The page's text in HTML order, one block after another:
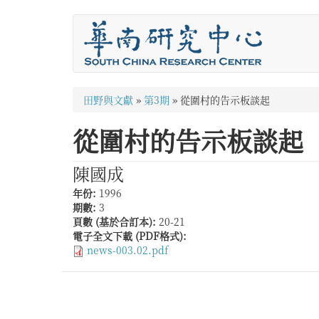
您
在
這
裡
田野與文獻 » 第3期 » 從圍村的告示板談起
從圍村的告示板談起
陳國成
年份: 1996
期數: 3
頁數 (基於合訂本): 20-21
電子全文下載 (PDF格式):
news-003.02.pdf